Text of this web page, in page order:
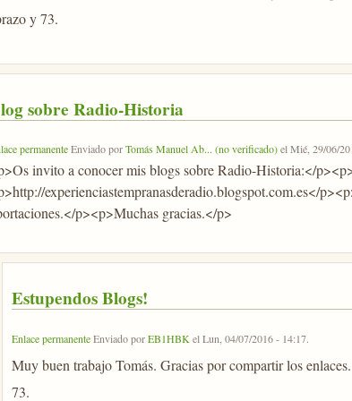
y 73.
sobre Radio-Historia
permanenteEnviado porTomás Manuel Ab... (no verificado)elMié, 29/06/
invito a conocer mis blogs sobre Radio-Historia:</
experienciastempranasderadio.blogspot.com.es</
p><p>Muchas gracias.</p>
Estupendos Blogs!
Enlace permanenteEnviado porEB1HBK elLun, 04/07/2016 - 14:17.
Muy buen trabajo Tomás. Gracias por compartir los enlaces.
73.